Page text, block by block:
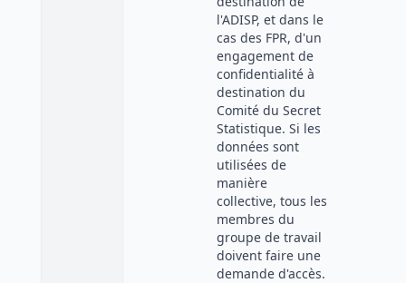
l'ADISP, et dans le
cas des FPR, d'un
engagement de
confidentialité à
destination du
Comité du Secret
Statistique. Si les
données sont
utilisées de
manière
collective, tous les
membres du
groupe de travail
doivent faire une
demande d'accès.